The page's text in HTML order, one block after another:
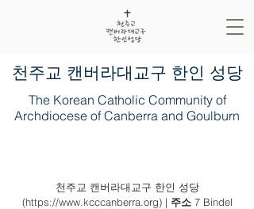
​천주교 캔버라대교구 한인 성당
The Korean Catholic Community of
Archdiocese of Canberra and Goulburn
천주교 캔버라대교구 한인 성당
(https://www.kcccanberra.org) | 주소 7 Bindel